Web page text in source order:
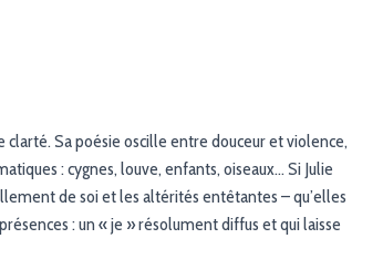
Sa poésie oscille entre douceur et violence,
: cygnes, louve, enfants, oiseaux… Si Julie
de soi et les altérités entêtantes – qu’elles
: un « je » résolument diffus et qui laisse